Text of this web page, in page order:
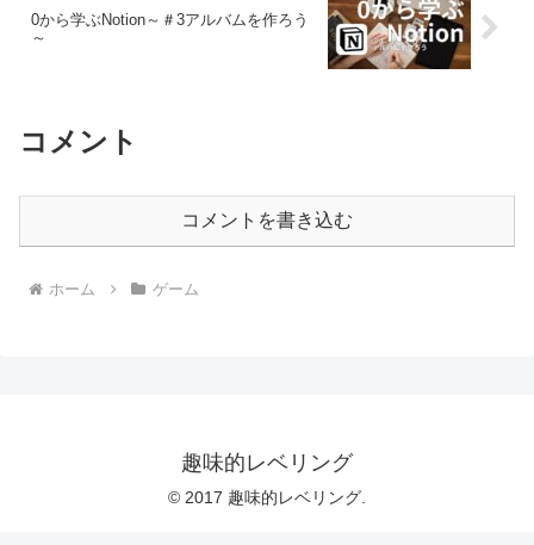
0から学ぶNotion～＃3アルバムを作ろう
～
コメント
コメントを書き込む
ホーム ゲーム
趣味的レベリング
© 2017 趣味的レベリング.